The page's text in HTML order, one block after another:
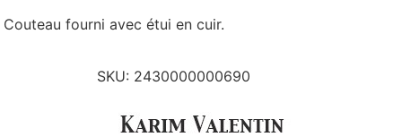
Couteau fourni avec étui en cuir.
SKU: 2430000000690